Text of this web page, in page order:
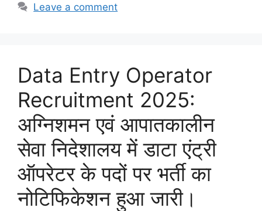
Leave a comment
Data Entry Operator
Recruitment 2025:
अग्निशमन एवं आपातकालीन
सेवा निदेशालय में डाटा एंट्री
ऑपरेटर के पदों पर भर्ती का
नोटिफिकेशन हुआ जारी।